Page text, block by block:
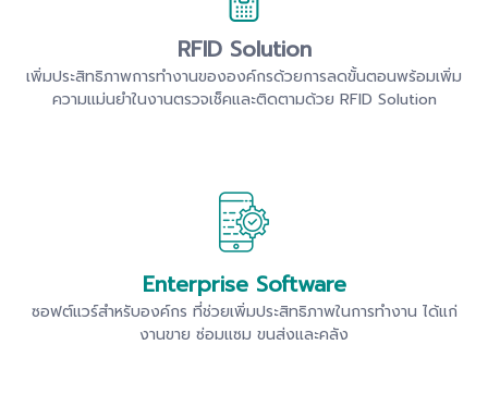
RFID Solution
เพิ่มประสิทธิภาพการทำงานขององค์กรด้วยการลดขั้นตอนพร้อมเพิ่ม
ความแม่นยำในงานตรวจเช็คและติดตามด้วย RFID Solution
Enterprise Software
ซอฟต์แวร์สำหรับองค์กร ที่ช่วยเพิ่มประสิทธิภาพในการทำงาน ได้แก่
งานขาย ซ่อมแซม ขนส่งและคลัง